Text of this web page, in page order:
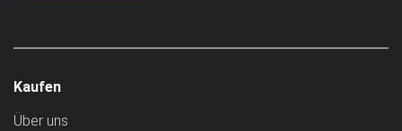
Kaufen
Über uns